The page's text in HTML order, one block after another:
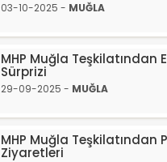
03-10-2025 - MUĞLA
MHP Muğla Teşkilatından
Sürprizi
29-09-2025 - MUĞLA
MHP Muğla Teşkilatından
Ziyaretleri